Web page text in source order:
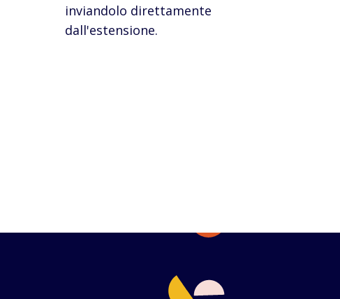
inviandolo direttamente
dall'estensione.